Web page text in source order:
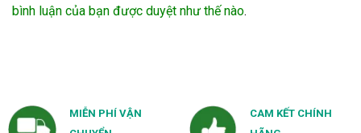
bình luận của bạn được duyệt như thế nào.
MIỄN PHÍ VẬN
CAM KẾT CHÍNH